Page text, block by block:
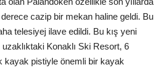
cazip bir mekan haline geldi. Bu
telesiyej ilave edildi. Bu kış yeni
Konaklı Ski Resort, 6
kayak pistiyle önemli bir kayak